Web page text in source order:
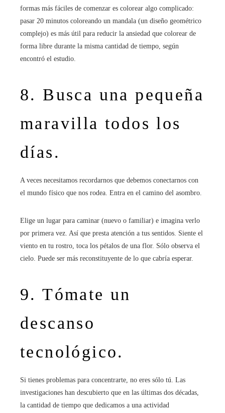
formas más fáciles de comenzar es colorear algo complicado:
pasar 20 minutos coloreando un mandala (un diseño geométrico
complejo) es más útil para reducir la ansiedad que colorear de
forma libre durante la misma cantidad de tiempo, según
encontró el estudio.
8. Busca una pequeña
maravilla todos los
días.
A veces necesitamos recordarnos que debemos conectarnos con
el mundo físico que nos rodea. Entra en el camino del asombro.
Elige un lugar para caminar (nuevo o familiar) e imagina verlo
por primera vez. Así que presta atención a tus sentidos. Siente el
viento en tu rostro, toca los pétalos de una flor. Sólo observa el
cielo. Puede ser más reconstituyente de lo que cabría esperar.
9. Tómate un
descanso
tecnológico.
Si tienes problemas para concentrarte, no eres sólo tú. Las
investigaciones han descubierto que en las últimas dos décadas,
la cantidad de tiempo que dedicamos a una actividad